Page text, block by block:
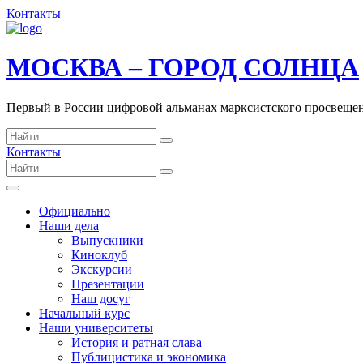
Контакты
МОСКВА – ГОРОД СОЛНЦА
Первый в России цифровой альманах марксистского
Контакты
Официально
Наши дела
Выпускники
Киноклуб
Экскурсии
Презентации
Наш досуг
Начальный курс
Наши университеты
История и ратная слава
Публицистика и экономика